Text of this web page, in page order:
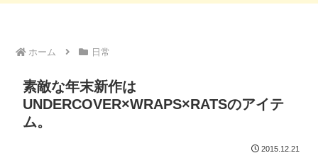
ホーム 日常
素敵な年末新作は
UNDERCOVER×WRAPS×RATSのアイテ
ム。
2015.12.21